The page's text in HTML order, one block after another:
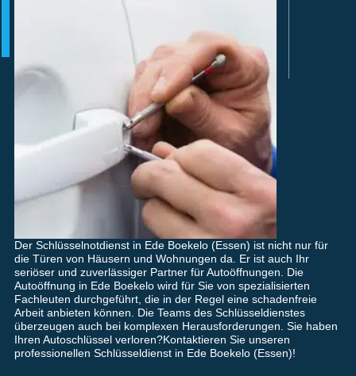
Der Schlüsselnotdienst in Ede Boekelo (Essen) ist nicht nur für
die Türen von Häusern und Wohnungen da. Er ist auch Ihr
seriöser und zuverlässiger Partner für Autoöffnungen. Die
Autoöffnung in Ede Boekelo wird für Sie von spezialisierten
Fachleuten durchgeführt, die in der Regel eine schadenfreie
Arbeit anbieten können. Die Teams des Schlüsseldienstes
überzeugen auch bei komplexen Herausforderungen. Sie haben
Ihren Autoschlüssel verloren?Kontaktieren Sie unseren
professionellen Schlüsseldienst in Ede Boekelo (Essen)!